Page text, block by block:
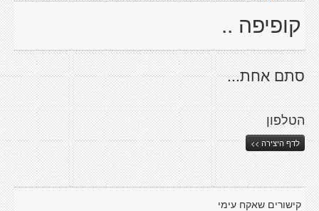
קופיפה ..
סתם אחת...
הטלפון
לדף היצירה >>
קישורים שאקח עימי